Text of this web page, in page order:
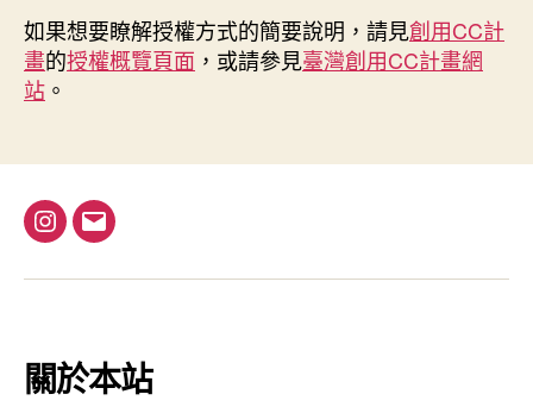
如果想要瞭解授權方式的簡要說明，請見創用CC計
畫的授權概覽頁面 ，或請參見臺灣創用CC計畫網
站 。
I
a
g
電
地
址
關於本站